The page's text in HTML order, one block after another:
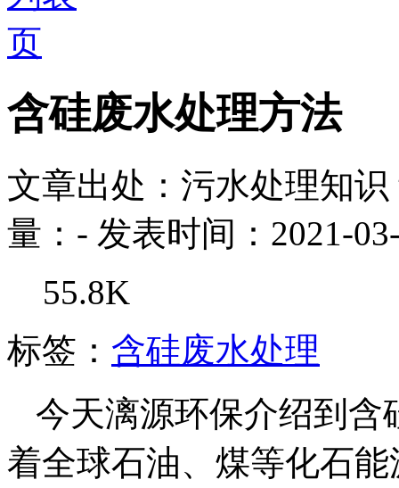
含硅废水处理方法
文章出处：污水处理知识
量： - 发表时间：2021-
55.8K
标签： 含硅废水处理
今天漓源环保介绍到含
着全球石油、煤等化石